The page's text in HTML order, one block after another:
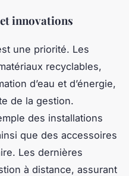
innovations
une priorité. Les
recyclables,
d’eau et d’énergie,
de la gestion.
des installations
que des accessoires
Les dernières
à distance, assurant